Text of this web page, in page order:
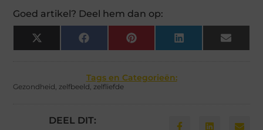
Goed artikel? Deel hem dan op:
X
(Twitter)
Facebook Pinterest LinkedIn Email
Tags en Categorieën:
Gezondheid,zelfbeeld,zelfliefde
DEEL DIT: